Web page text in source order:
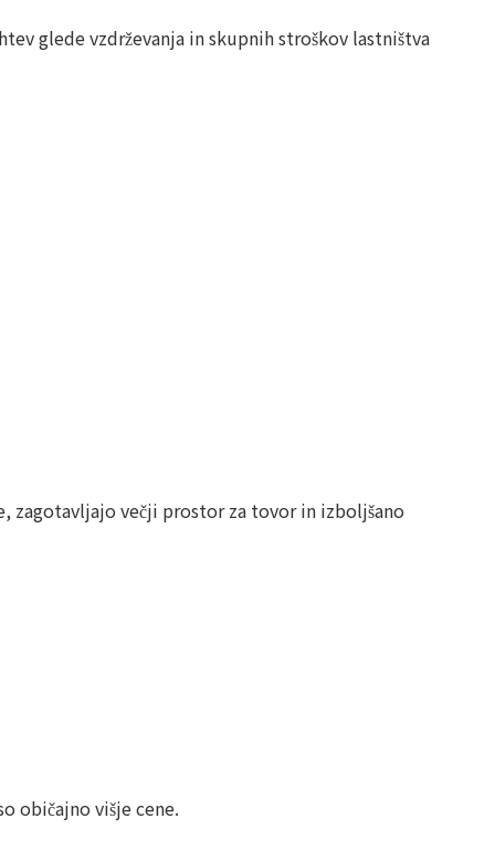
glede vzdrževanja in skupnih stroškov lastništva
zagotavljajo večji prostor za tovor in izboljšano
običajno višje cene.